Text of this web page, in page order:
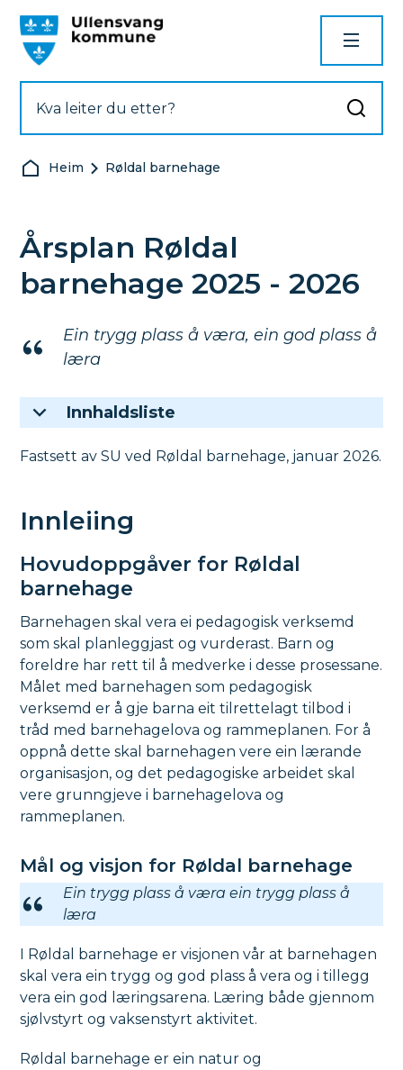
Du er her:
Heim Røldal barnehage
Årsplan Røldal
barnehage 2025 - 2026
Ein trygg plass å væra, ein god plass å
læra
Innhaldsliste
Fastsett av SU ved Røldal barnehage, januar 2026.
Innleiing
Hovudoppgåver for Røldal
barnehage
Barnehagen skal vera ei pedagogisk verksemd
som skal planleggjast og vurderast. Barn og
foreldre har rett til å medverke i desse prosessane.
Målet med barnehagen som pedagogisk
verksemd er å gje barna eit tilrettelagt tilbod i
tråd med barnehagelova og rammeplanen. For å
oppnå dette skal barnehagen vere ein lærande
organisasjon, og det pedagogiske arbeidet skal
vere grunngjeve i barnehagelova og
rammeplanen.
Mål og visjon for Røldal barnehage
Ein trygg plass å væra ein trygg plass å
læra
I Røldal barnehage er visjonen vår at barnehagen
skal vera ein trygg og god plass å vera og i tillegg
vera ein god læringsarena. Læring både gjennom
sjølvstyrt og vaksenstyrt aktivitet.
Røldal barnehage er ein natur og